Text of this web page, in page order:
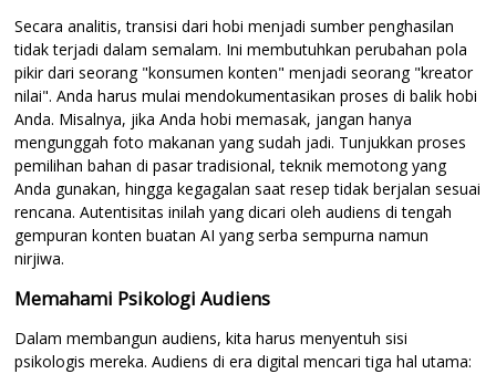
Secara analitis, transisi dari hobi menjadi sumber penghasilan
tidak terjadi dalam semalam. Ini membutuhkan perubahan pola
pikir dari seorang "konsumen konten" menjadi seorang "kreator
nilai". Anda harus mulai mendokumentasikan proses di balik hobi
Anda. Misalnya, jika Anda hobi memasak, jangan hanya
mengunggah foto makanan yang sudah jadi. Tunjukkan proses
pemilihan bahan di pasar tradisional, teknik memotong yang
Anda gunakan, hingga kegagalan saat resep tidak berjalan sesuai
rencana. Autentisitas inilah yang dicari oleh audiens di tengah
gempuran konten buatan AI yang serba sempurna namun
nirjiwa.
Memahami Psikologi Audiens
Dalam membangun audiens, kita harus menyentuh sisi
psikologis mereka. Audiens di era digital mencari tiga hal utama: